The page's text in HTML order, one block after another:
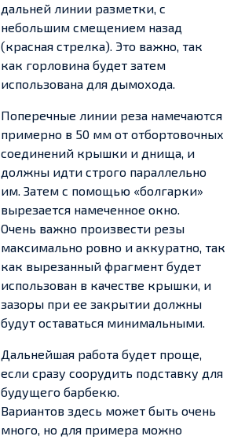
дальней линии разметки, с
небольшим смещением назад
(красная стрелка). Это важно, так
как горловина будет затем
использована для дымохода.
Поперечные линии реза намечаются
примерно в 50 мм от отбортовочных
соединений крышки и днища, и
должны идти строго параллельно
им. Затем с помощью «болгарки»
вырезается намеченное окно.
Очень важно произвести резы
максимально ровно и аккуратно, так
как вырезанный фрагмент будет
использован в качестве крышки, и
зазоры при ее закрытии должны
будут оставаться минимальными.
Дальнейшая работа будет проще,
если сразу соорудить подставку для
будущего барбекю.
Вариантов здесь может быть очень
много, но для примера можно